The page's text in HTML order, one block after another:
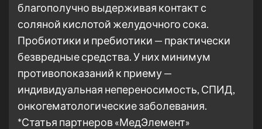
благополучно выдерживая контакт с
соляной кислотой желудочного сока.
Пробиотики и пребиотики — практически
безвредные средства. У них минимум
противопоказаний к приему —
индивидуальная непереносимость, СПИД,
онкогематологические заболевания.
*Статья партнеров «МедЭлемент»